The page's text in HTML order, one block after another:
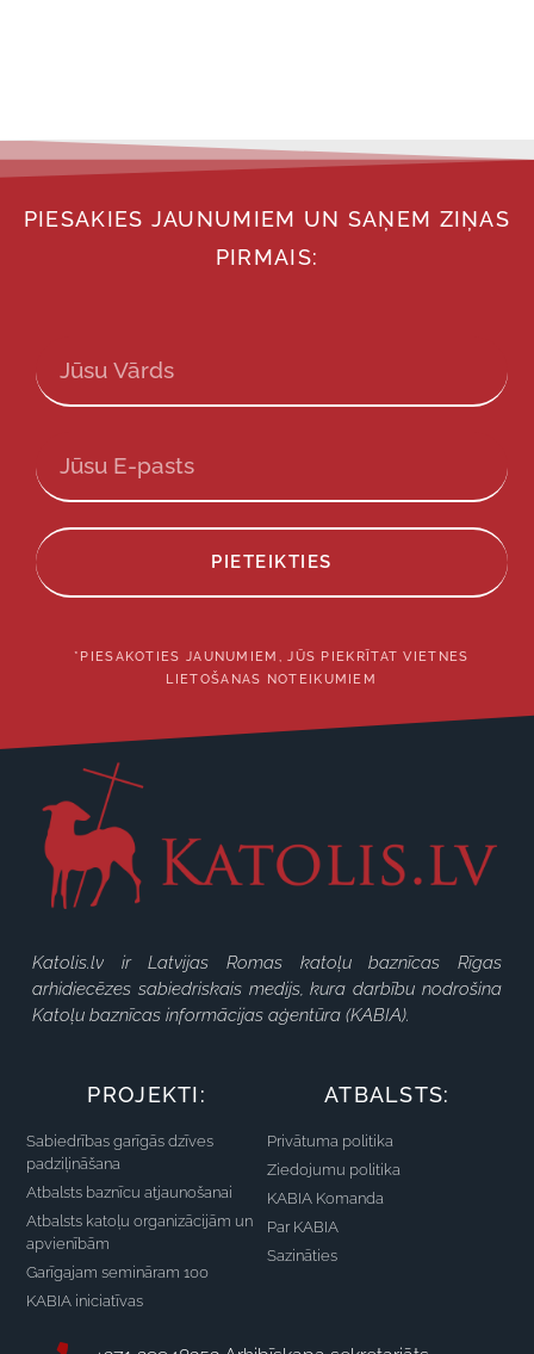
PIESAKIES JAUNUMIEM UN SAŅEM ZIŅAS
PIRMAIS:
PIETEIKTIES
*PIESAKOTIES JAUNUMIEM, JŪS PIEKRĪTAT VIETNES
LIETOŠANAS NOTEIKUMIEM
Katolis.lv ir Latvijas Romas katoļu baznīcas Rīgas
arhidiecēzes sabiedriskais medijs, kura darbību nodrošina
Katoļu baznīcas informācijas aģentūra (KABIA).
PROJEKTI:
Sabiedrības garīgās dzīves
padziļināšana
Atbalsts baznīcu atjaunošanai
Atbalsts katoļu organizācijām un
apvienībām
Garīgajam semināram 100
KABIA iniciatīvas
ATBALSTS:
Privātuma politika
Ziedojumu politika
KABIA Komanda
Par KABIA
Sazināties